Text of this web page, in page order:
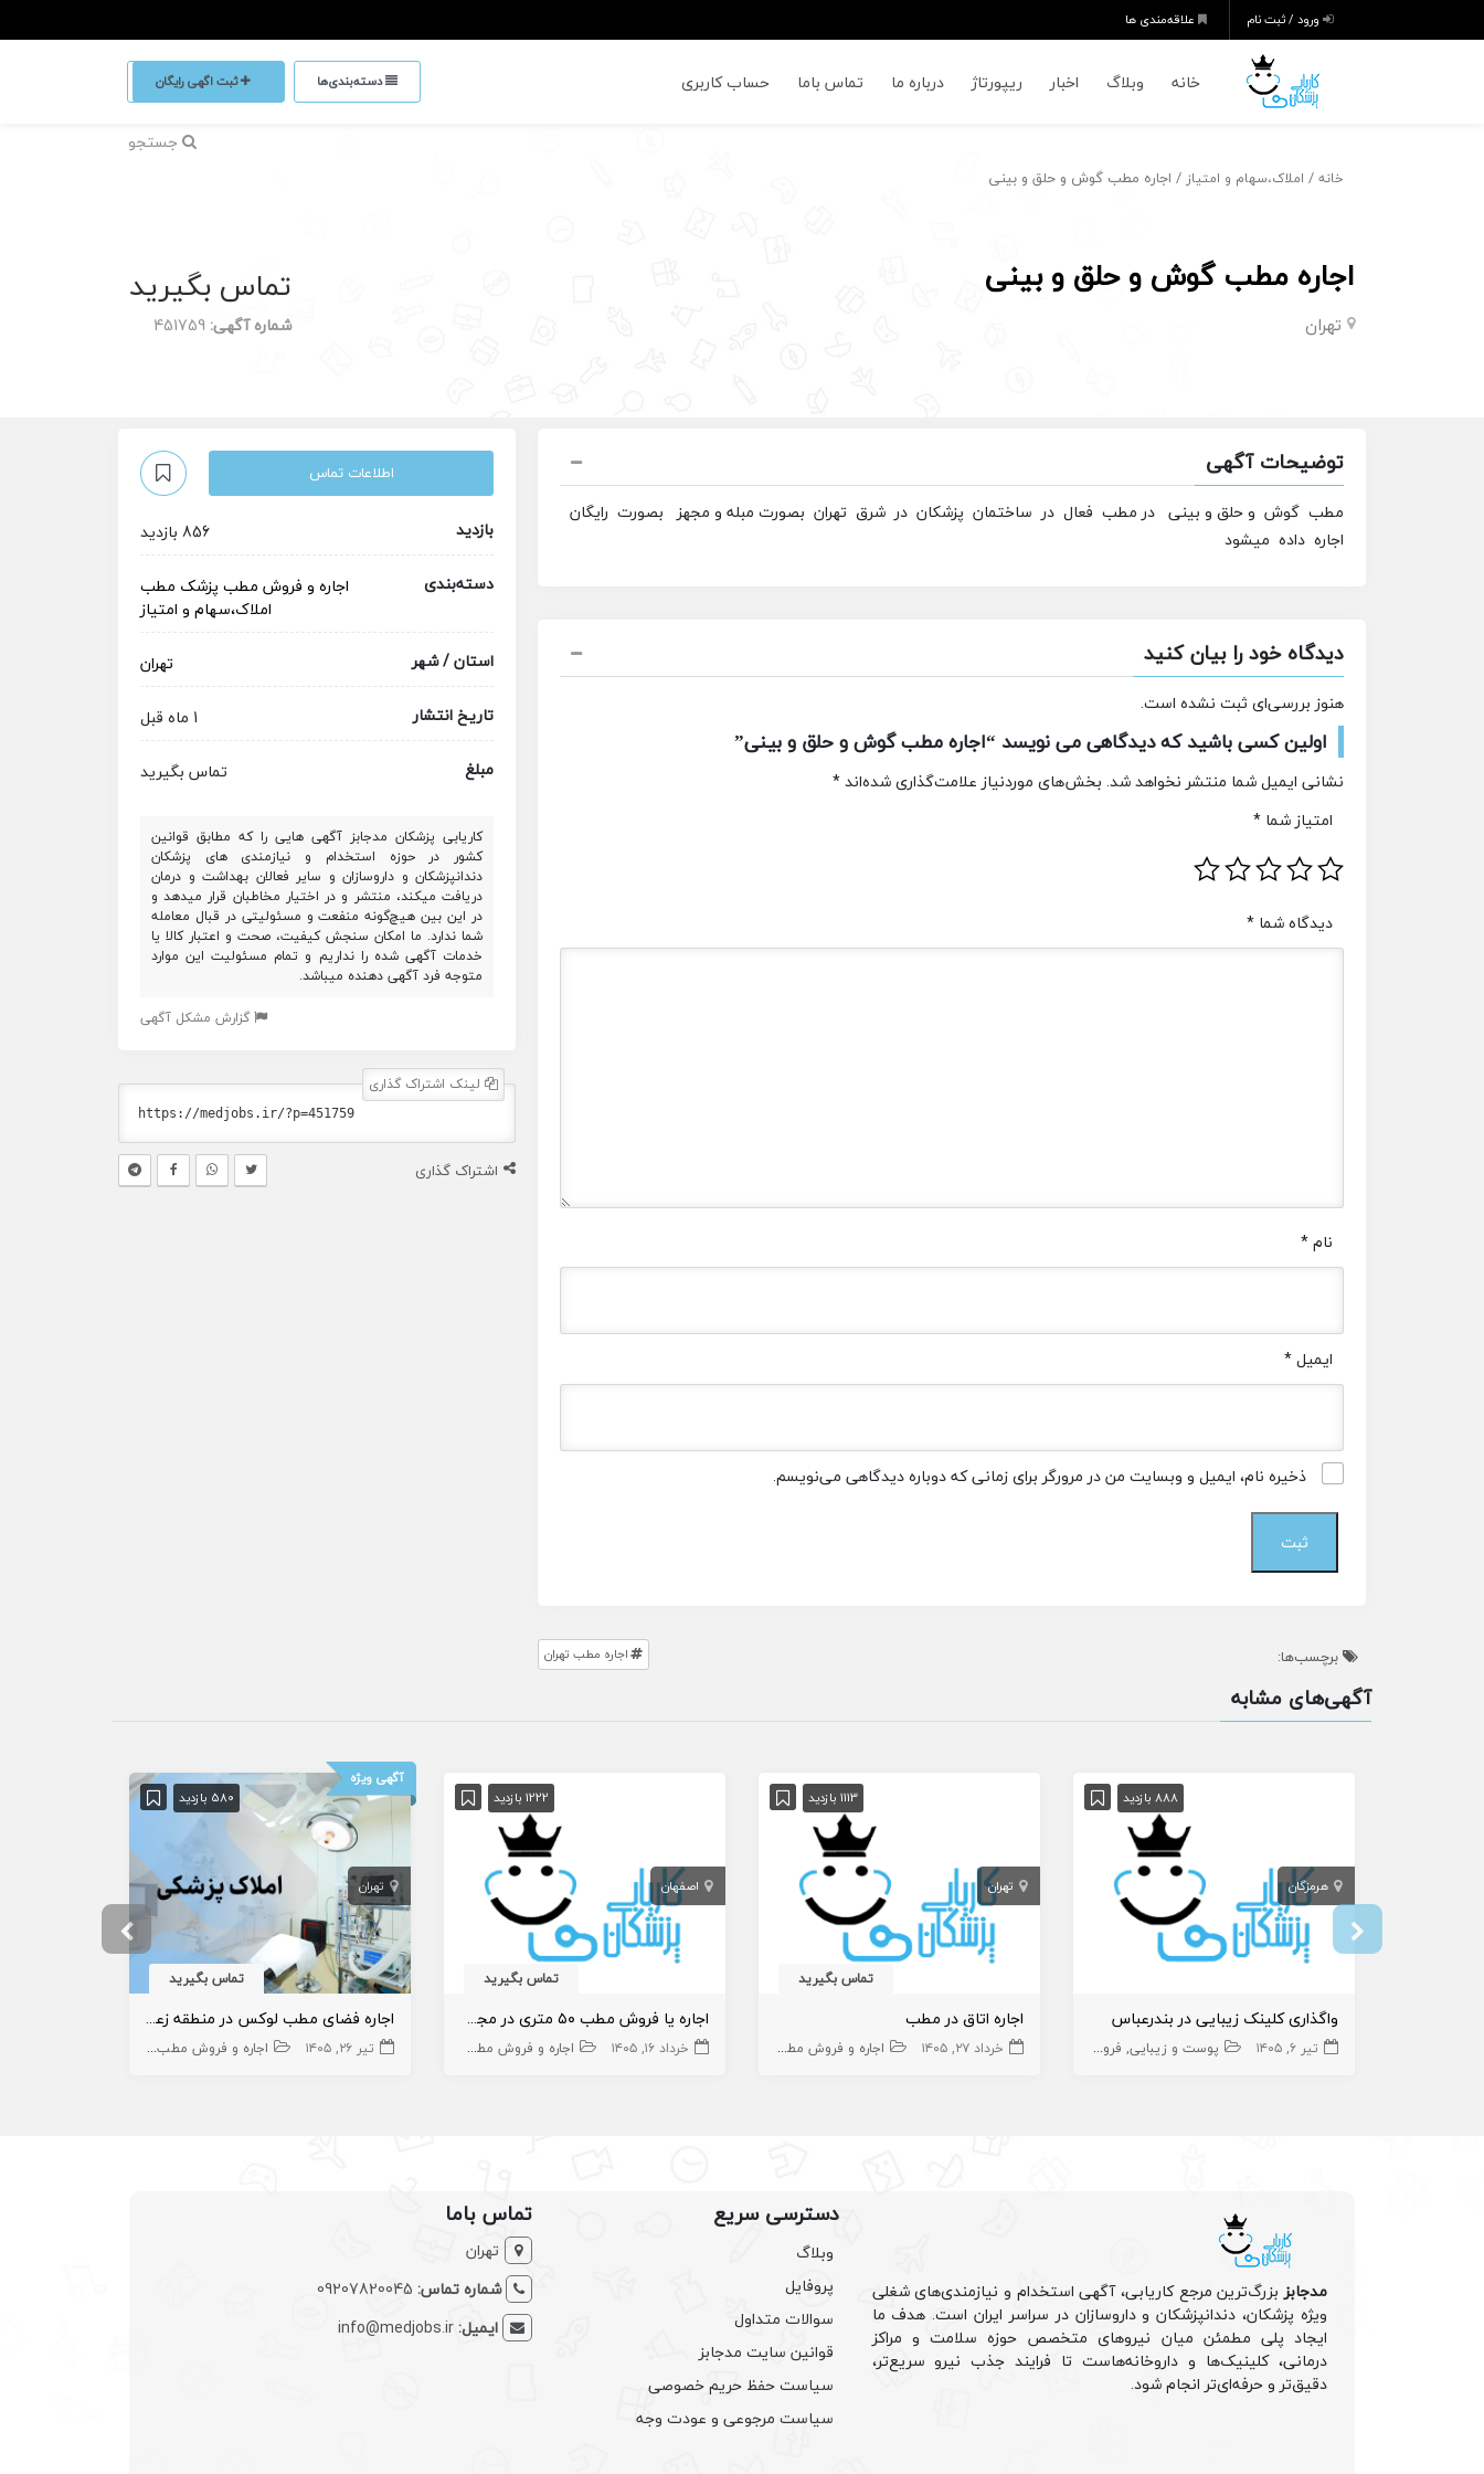
ورود / ثبت نام علاقه‌مندی ها
خانه وبلاگ اخبار ریپورتاژ درباره ما تماس باما حساب کاربری دسته‌بندی‌ها ثبت اگهی رایگان
جستجو
خانه / املاک،سهام و امتیاز / اجاره مطب گوش و حلق و بینی
اجاره مطب گوش و حلق و بینی
تهران
تماس بگیرید
شماره آگهی: 451759
توضیحات آگهی
مطب گوش و حلق و بینی در مطب فعال در ساختمان پزشکان در شرق تهران بصورت مبله و مجهز بصورت رایگان
اجاره داده میشود
دیدگاه خود را بیان کنید
هنوز بررسی‌ای ثبت نشده است.
اولین کسی باشید که دیدگاهی می نویسد “اجاره مطب گوش و حلق و بینی”
نشانی ایمیل شما منتشر نخواهد شد. بخش‌های موردنیاز علامت‌گذاری شده‌اند*
امتیاز شما *
دیدگاه شما *
نام*
ایمیل*
ذخیره نام، ایمیل و وبسایت من در مرورگر برای زمانی که دوباره دیدگاهی می‌نویسم.
برچسب‌ها: اجاره مطب تهران
اطلاعات تماس
بازدید
856 بازدید
دسته‌بندی
اجاره و فروش مطب پزشک مطب
املاک،سهام و امتیاز
استان / شهر
تهران
تاریخ انتشار
1 ماه قبل
مبلغ
تماس بگیرید
کاریابی پزشکان مدجابز آگهی هایی را که مطابق قوانین
کشور در حوزه استخدام و نیازمندی های پزشکان
دندانپزشکان و داروسازان و سایر فعالان بهداشت و درمان
دریافت میکند، منتشر و در اختیار مخاطبان قرار میدهد و
در این بین هیچ‌گونه منفعت و مسئولیتی در قبال معامله
شما ندارد. ما امکان سنجش کیفیت، صحت و اعتبار کالا یا
خدمات آگهی شده را نداریم و تمام مسئولیت این موارد
متوجه فرد آگهی دهنده میباشد.
گزارش مشکل آگهی
لینک اشتراک گذاری
اشتراک گذاری
آگهی‌های مشابه
888 بازدید
هرمزگان
واگذاری کلینک زیبایی در بندرعباس
تیر ۶, ۱۴۰۵ پوست و زیبایی فروش کلینیک های زیبایی سهام کلینیک زیبایی سهام املاک،سهام و امتیاز
1113 بازدید
تهران
تماس بگیرید
اجاره اتاق در مطب
خرداد ۲۷, ۱۴۰۵ اجاره و فروش مطب پزشک مطب املاک،سهام و امتیاز
1222 بازدید
اصفهان
تماس بگیرید
اجاره یا فروش مطب ۵۰ متری در مجتمع پزشکی
خرداد ۱۶, ۱۴۰۵ اجاره و فروش مطب پزشک مطب املاک،سهام و امتیاز
آگهی ویژه
580 بازدید
تهران
تماس بگیرید
اجاره فضای مطب لوکس در منطقه زعفرانیه
تیر ۲۶, ۱۴۰۵ اجاره و فروش مطب پزشک
مدجابزبزرگ‌ترین مرجع کاریابی، آگهی استخدام و نیازمندی‌های شغلی
ویژه پزشکان، دندانپزشکان و داروسازان در سراسر ایران است. هدف ما
ایجاد پلی مطمئن میان نیروهای متخصص حوزه سلامت و مراکز
درمانی، کلینیک‌ها و داروخانه‌هاست تا فرایند جذب نیرو سریع‌تر،
دقیق‌تر و حرفه‌ای‌تر انجام شود.
دسترسی سریع
وبلاگ
پروفایل
سوالات متداول
قوانین سایت مدجابز
سیاست حفظ حریم خصوصی
سیاست مرجوعی و عودت وجه
تماس باما
تهران
شماره تماس: 09207820045
ایمیل:info@medjobs.ir